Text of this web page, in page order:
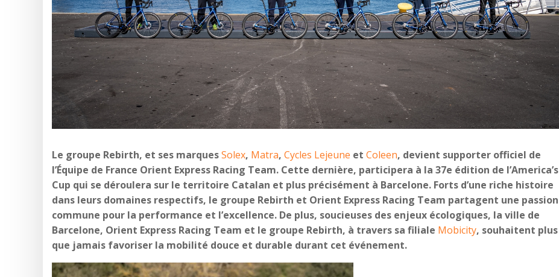
Le groupe Rebirth, et ses marquesSolex, Matra, Cycles Lejeune et Coleen, devient supporter officiel de
l’Équipe de France Orient Express Racing Team. Cette dernière, participera à la 37e édition de l’America’s
Cup qui se déroulera sur le territoire Catalan et plus précisément à Barcelone. Forts d’une riche histoire
dans leurs domaines respectifs, le groupe Rebirth et Orient Express Racing Team partagent une passion
commune pour la performance et l’excellence. De plus, soucieuses des enjeux écologiques, la ville de
Barcelone, Orient Express Racing Team et le groupe Rebirth, à travers sa filiale Mobicity, souhaitent plus
que jamais favoriser la mobilité douce et durable durant cet événement.